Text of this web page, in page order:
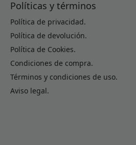
Políticas y términos
Política de privacidad.
Política de devolución.
Política de Cookies.
Condiciones de compra.
Términos y condiciones de uso.
Aviso legal.